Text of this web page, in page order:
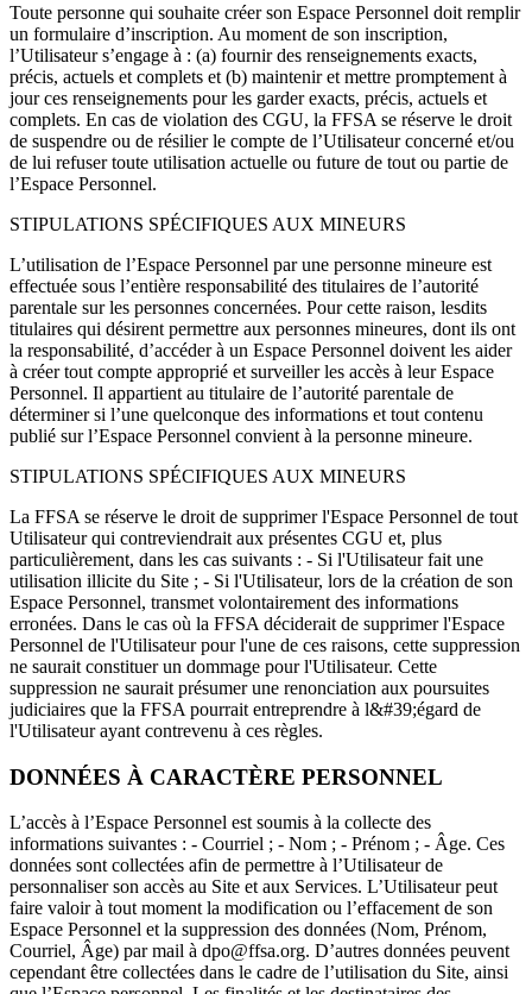
Toute personne qui souhaite créer son Espace Personnel doit remplir
un formulaire d’inscription. Au moment de son inscription,
l’Utilisateur s’engage à : (a) fournir des renseignements exacts,
précis, actuels et complets et (b) maintenir et mettre promptement à
jour ces renseignements pour les garder exacts, précis, actuels et
complets. En cas de violation des CGU, la FFSA se réserve le droit
de suspendre ou de résilier le compte de l’Utilisateur concerné et/ou
de lui refuser toute utilisation actuelle ou future de tout ou partie de
l’Espace Personnel.
STIPULATIONS SPÉCIFIQUES AUX MINEURS
L’utilisation de l’Espace Personnel par une personne mineure est
effectuée sous l’entière responsabilité des titulaires de l’autorité
parentale sur les personnes concernées. Pour cette raison, lesdits
titulaires qui désirent permettre aux personnes mineures, dont ils ont
la responsabilité, d’accéder à un Espace Personnel doivent les aider
à créer tout compte approprié et surveiller les accès à leur Espace
Personnel. Il appartient au titulaire de l’autorité parentale de
déterminer si l’une quelconque des informations et tout contenu
publié sur l’Espace Personnel convient à la personne mineure.
STIPULATIONS SPÉCIFIQUES AUX MINEURS
La FFSA se réserve le droit de supprimer l'Espace Personnel de tout
Utilisateur qui contreviendrait aux présentes CGU et, plus
particulièrement, dans les cas suivants : - Si l'Utilisateur fait une
utilisation illicite du Site ; - Si l'Utilisateur, lors de la création de son
Espace Personnel, transmet volontairement des informations
erronées. Dans le cas où la FFSA déciderait de supprimer l'Espace
Personnel de l'Utilisateur pour l'une de ces raisons, cette suppression
ne saurait constituer un dommage pour l'Utilisateur. Cette
suppression ne saurait présumer une renonciation aux poursuites
judiciaires que la FFSA pourrait entreprendre à l&#39;égard de
l'Utilisateur ayant contrevenu à ces règles.
DONNÉES À CARACTÈRE PERSONNEL
L’accès à l’Espace Personnel est soumis à la collecte des
informations suivantes : - Courriel ; - Nom ; - Prénom ; - Âge. Ces
données sont collectées afin de permettre à l’Utilisateur de
personnaliser son accès au Site et aux Services. L’Utilisateur peut
faire valoir à tout moment la modification ou l’effacement de son
Espace Personnel et la suppression des données (Nom, Prénom,
Courriel, Âge) par mail à dpo@ffsa.org. D’autres données peuvent
cependant être collectées dans le cadre de l’utilisation du Site, ainsi